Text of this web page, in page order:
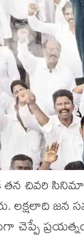
చివరి
లక్షలాది జన
చెప్పే